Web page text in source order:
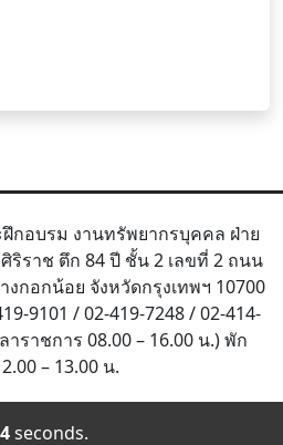
อบรม งานทรัพยากรบุคคล ฝ่าย
ริราช ตึก 84 ปี ชั้น 2 เลขที่ 2 ถนน
งกอกน้อย จังหวัดกรุงเทพฯ 10700
9101 / 02-419-7248 / 02-414-
ราชการ 08.00 – 16.00 น.) พัก
– 13.00 น.
seconds.